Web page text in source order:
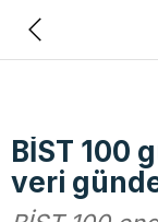
BİST 100
veri